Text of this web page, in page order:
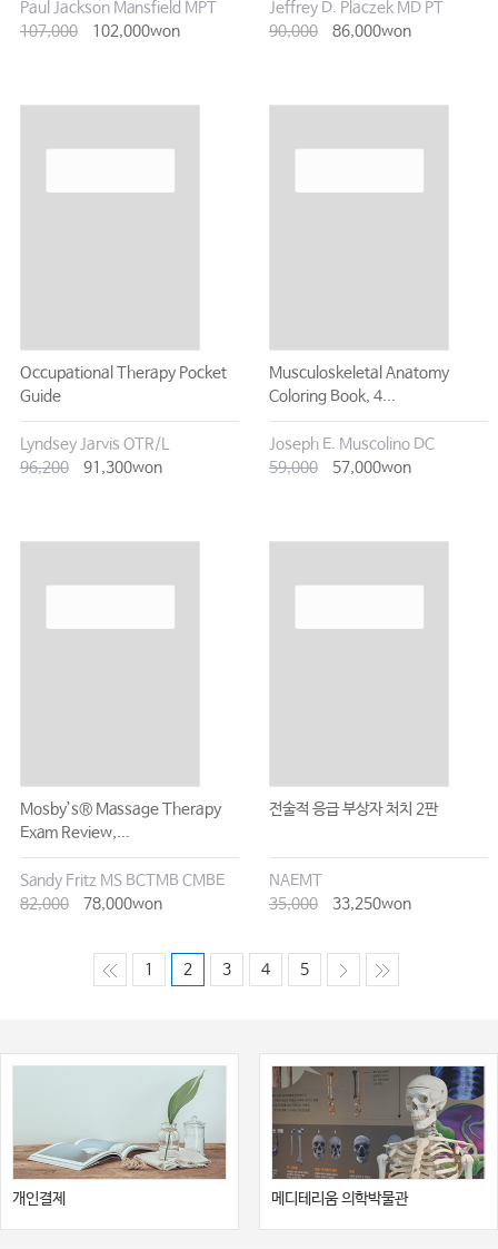
Paul Jackson Mansfield MPT
107,000
102,000won
Jeffrey D. Placzek MD PT
90,000
86,000won
Occupational Therapy Pocket
Guide
Lyndsey Jarvis OTR/L
96,200
91,300won
Musculoskeletal Anatomy
Coloring Book, 4...
Joseph E. Muscolino DC
59,000
57,000won
Mosby’s® Massage Therapy
Exam Review,...
Sandy Fritz MS BCTMB CMBE
82,000
78,000won
전술적 응급 부상자 처치 2판
NAEMT
35,000
33,250won
1 2 3 4 5
개인결제 메디테리움 의학박물관